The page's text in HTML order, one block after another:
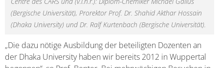
(Bergische Universität), Prorektor Prof. Dr. Shahid Akthar Hossain
(Dhaka University) und Dr. Ralf Kurtenbach (Bergische Universität).
„Die dazu nötige Ausbildung der beteiligten Dozenten an
der Dhaka University haben wir bereits 2012 in Wuppertal